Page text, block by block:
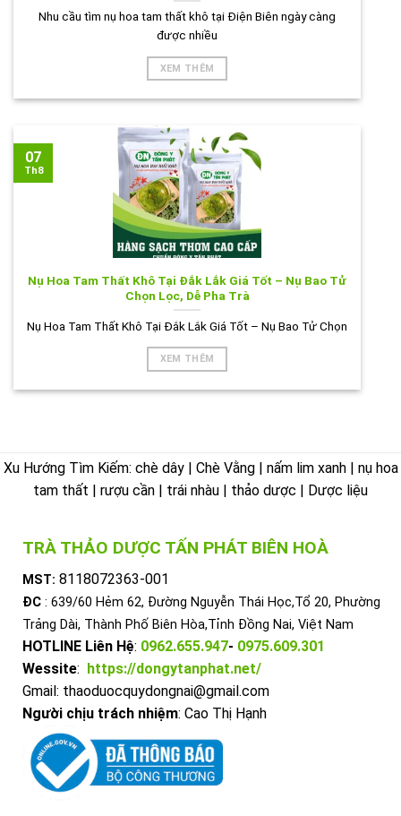
Nhu cầu tìm nụ hoa tam thất khô tại Điện Biên ngày càng
được nhiều
XEM THÊM
Nụ Hoa Tam Thất Khô Tại Đắk Lắk Giá Tốt – Nụ Bao Tử
Chọn Lọc, Dễ Pha Trà
Nụ Hoa Tam Thất Khô Tại Đắk Lắk Giá Tốt – Nụ Bao Tử Chọn
XEM THÊM
07
Th8
Xu Hướng Tìm Kiếm: chè dây | Chè Vằng | nấm lim xanh | nụ hoa
tam thất | rượu cần | trái nhàu | thảo dược | Dược liệu
TRÀ THẢO DƯỢC TẤN PHÁT BIÊN HOÀ
MST: 8118072363-001
ĐC : 639/60 Hẻm 62, Đường Nguyễn Thái Học,Tổ 20, Phường
Trảng Dài, Thành Phố Biên Hòa,Tỉnh Đồng Nai, Việt Nam
HOTLINE Liên Hệ: 0962.655.947- 0975.609.301
Wessite: https://dongytanphat.net/
Gmail: thaoduocquydongnai@gmail.com
Người chịu trách nhiệm: Cao Thị Hạnh